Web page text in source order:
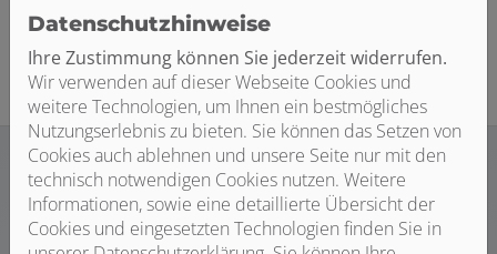
Zeichen der Innovationskompetenz
Datenschutzhinweise
Ihre Zustimmung können Sie jederzeit widerrufen.
Wir verwenden auf dieser Webseite Cookies und
weitere Technologien, um Ihnen ein bestmögliches
Nutzungserlebnis zu bieten. Sie können das Setzen von
Cookies auch ablehnen und unsere Seite nur mit den
technisch notwendigen Cookies nutzen. Weitere
Informationen, sowie eine detaillierte Übersicht der
Cookies und eingesetzten Technologien finden Sie in